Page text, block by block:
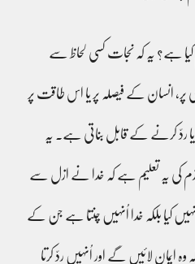
کیا ہے؟ یہ کہ نجات کسی لحاظ سے
پر، انسان کے فیصلہ پر یا اس طاقت پر
یا ردّ کرنے کے قابل بناتی ہے۔ یہ
کی یہ تعلیم ہے کہ خدا نے ازل سے
کیا بلکہ خدا اُنہیں چنتا ہے جن کے
ایمان لائیں گے اور اُنہیں ردّ کرتا